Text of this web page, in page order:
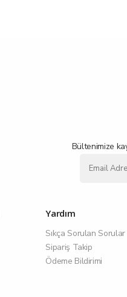
Bültenimize
Yardım
Sıkça Sorulan Sorular
Sipariş Takip
Ödeme Bildirimi